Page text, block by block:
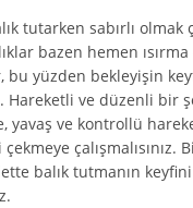
tutarken sabırlı olmak
bazen hemen
bu yüzden bekleyişin
Hareketli ve düzenli bir
yavaş ve kontrollü
çalışmalısınız.
balık tutmanın keyfini